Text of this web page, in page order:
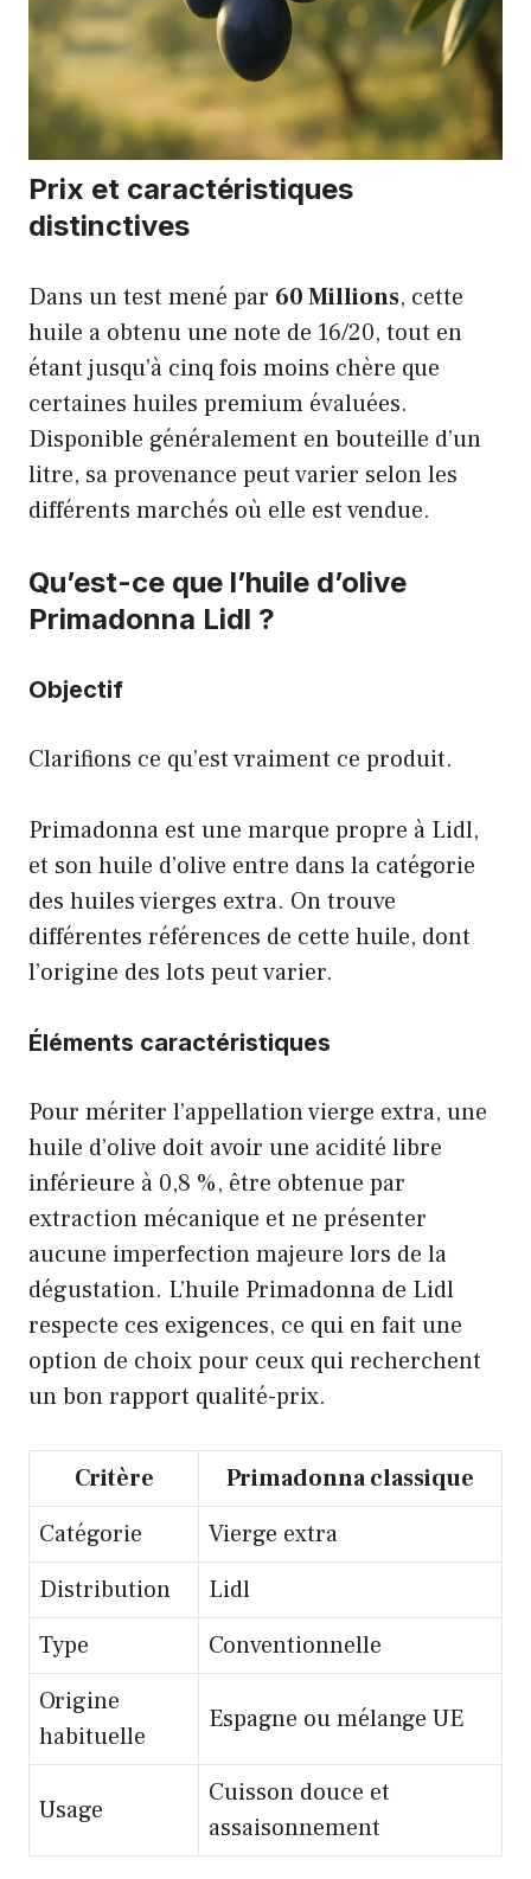
Prix et caractéristiques
distinctives
Dans un test mené par 60 Millions, cette
huile a obtenu une note de 16/20, tout en
étant jusqu’à cinq fois moins chère que
certaines huiles premium évaluées.
Disponible généralement en bouteille d’un
litre, sa provenance peut varier selon les
différents marchés où elle est vendue.
Qu’est-ce que l’huile d’olive
Primadonna Lidl ?
Objectif
Clarifions ce qu’est vraiment ce produit.
Primadonna est une marque propre à Lidl,
et son huile d’olive entre dans la catégorie
des huiles vierges extra. On trouve
différentes références de cette huile, dont
l’origine des lots peut varier.
Éléments caractéristiques
Pour mériter l’appellation vierge extra, une
huile d’olive doit avoir une acidité libre
inférieure à 0,8 %, être obtenue par
extraction mécanique et ne présenter
aucune imperfection majeure lors de la
dégustation. L’huile Primadonna de Lidl
respecte ces exigences, ce qui en fait une
option de choix pour ceux qui recherchent
un bon rapport qualité-prix.
Critère
Primadonna classique
Catégorie
Vierge extra
Distribution
Lidl
Type
Conventionnelle
Origine
habituelle
Espagne ou mélange UE
Usage
Cuisson douce et
assaisonnement